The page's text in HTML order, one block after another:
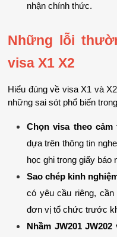
nhận chính thức.
Những lỗi
visa X1 X2
Hiểu đúng về visa X1 và
những sai sót phổ biến
Chọn visa theo cảm
dựa trên thông tin
học ghi trong giấy báo
Sao chép kinh
có yêu cầu riêng,
đơn vị tổ chức trước
Nhầm JW201